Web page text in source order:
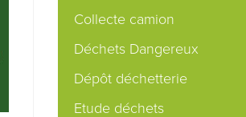
Collecte camion
Déchets Dangereux
Dépôt déchetterie
Etude déchets